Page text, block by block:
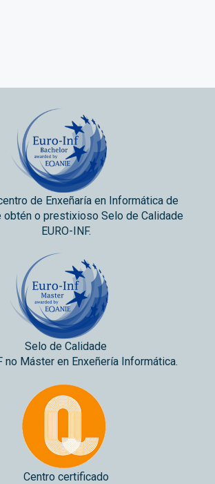
de Enxeñaría en Informática de
obtén o prestixioso Selo de Calidade
EURO-INF.
Selo de Calidade
no Máster en Enxeñería Informática.
Centro certificado